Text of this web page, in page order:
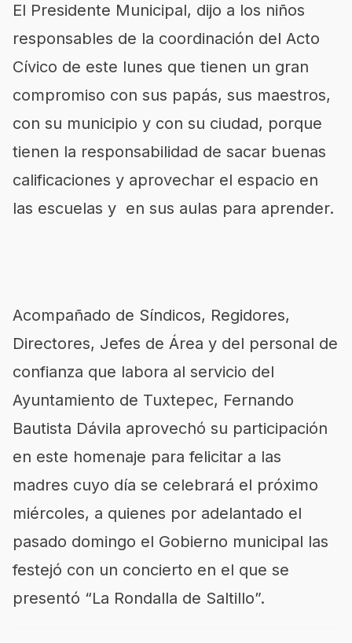
El Presidente Municipal, dijo a los niños
responsables de la coordinación del Acto
Cívico de este lunes que tienen un gran
compromiso con sus papás, sus maestros,
con su municipio y con su ciudad, porque
tienen la responsabilidad de sacar buenas
calificaciones y aprovechar el espacio en
las escuelas y en sus aulas para aprender.
Acompañado de Síndicos, Regidores,
Directores, Jefes de Área y del personal de
confianza que labora al servicio del
Ayuntamiento de Tuxtepec, Fernando
Bautista Dávila aprovechó su participación
en este homenaje para felicitar a las
madres cuyo día se celebrará el próximo
miércoles, a quienes por adelantado el
pasado domingo el Gobierno municipal las
festejó con un concierto en el que se
presentó “La Rondalla de Saltillo”.